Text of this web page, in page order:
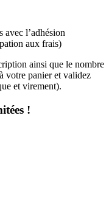
avec l’adhésion
aux frais)
ainsi que le nombre
votre panier et validez
et virement).
!